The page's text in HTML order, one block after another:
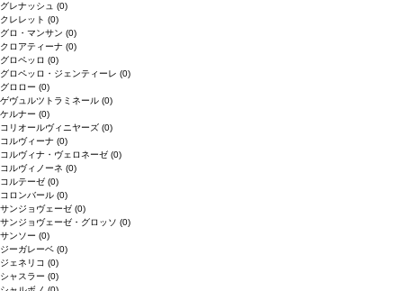
グレナッシュ (0)
クレレット (0)
グロ・マンサン (0)
クロアティーナ (0)
グロペッロ (0)
グロペッロ・ジェンティーレ (0)
グロロー (0)
ゲヴュルツトラミネール (0)
ケルナー (0)
コリオールヴィニヤーズ (0)
コルヴィーナ (0)
コルヴィナ・ヴェロネーゼ (0)
コルヴィノーネ (0)
コルテーゼ (0)
コロンバール (0)
サンジョヴェーゼ (0)
サンジョヴェーゼ・グロッソ (0)
サンソー (0)
ジーガレーベ (0)
ジェネリコ (0)
シャスラー (0)